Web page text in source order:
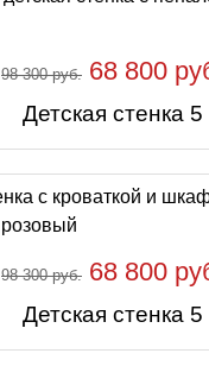
98 300 руб. 68 800
Детская стенка 5
98 300 руб. 68 800
Детская стенка 5